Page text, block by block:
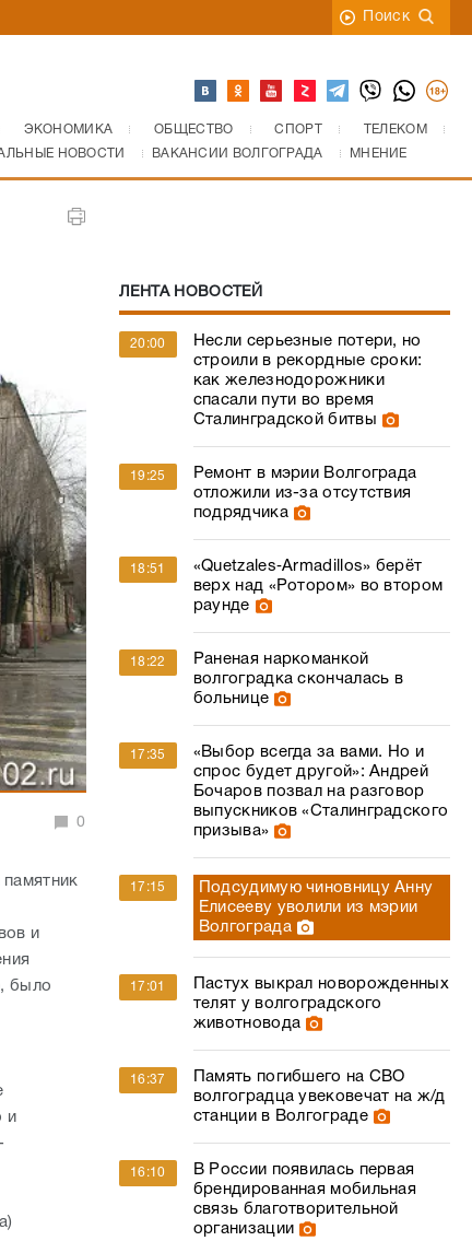
Поиск
ЭКОНОМИКА ОБЩЕСТВО СПОРТ
ТЕЛЕКОМ
НОВОСТИ ВАКАНСИИ ВОЛГОГРАДА МНЕНИЕ
0
и
было
и
ЛЕНТА НОВОСТЕЙ
20:00
Несли серьезные потери, но
строили в рекордные сроки:
как железнодорожники
спасали пути во время
Сталинградской битвы
19:25
Ремонт в мэрии Волгограда
отложили из-за отсутствия
подрядчика
18:51
«Quetzales‑Armadillos» берёт
верх над «Ротором» во втором
раунде
18:22
Раненая наркоманкой
волгоградка скончалась в
больнице
17:35
«Выбор всегда за вами. Но и
спрос будет другой»: Андрей
Бочаров позвал на разговор
выпускников «Сталинградского
призыва»
17:15
Подсудимую чиновницу Анну
Елисееву уволили из мэрии
Волгограда
17:01
Пастух выкрал новорожденных
телят у волгоградского
животновода
16:37
Память погибшего на СВО
волгоградца увековечат на ж/д
станции в Волгограде
16:10
В России появилась первая
брендированная мобильная
связь благотворительной
организации